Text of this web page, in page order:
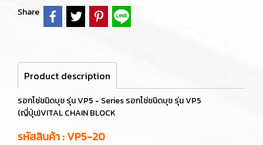
Share
Product description
รอกโซ่ชนิดบุช รุ่น VP5 - Series รอกโซ่ชนิดบุช รุ่น VP5
(ญี่ปุ่น)VITAL CHAIN BLOCK
รหัสสินค้า : VP5-20